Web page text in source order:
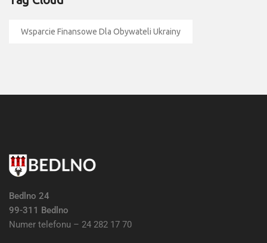
Wsparcie Finansowe Dla Obywateli Ukrainy
Bedlno 24
99-311 Bedlno
Numer telefonu – 24 282 17 70